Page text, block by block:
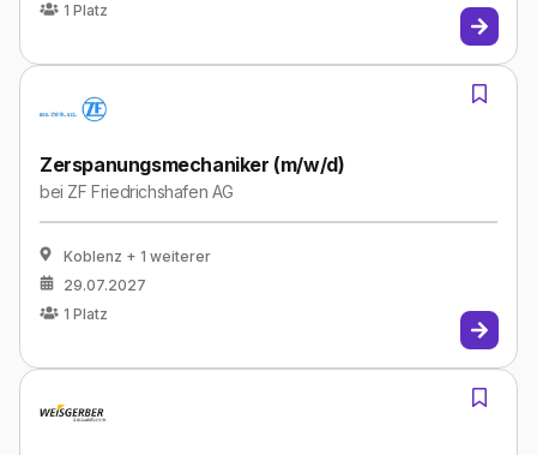
1 Platz
Zerspanungsmechaniker (m/w/d)
bei ZF Friedrichshafen AG
Koblenz + 1 weiterer
29.07.2027
1 Platz